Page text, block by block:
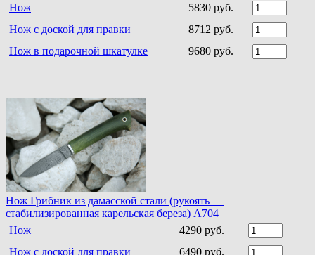
Нож
5830 руб.
Нож с доской для правки
8712 руб.
Нож в подарочной шкатулке
9680 руб.
Нож Грибник из дамасской стали (рукоять —
стабилизированная карельская береза) A704
Нож
4290 руб.
Нож с доской для правки
6490 руб.